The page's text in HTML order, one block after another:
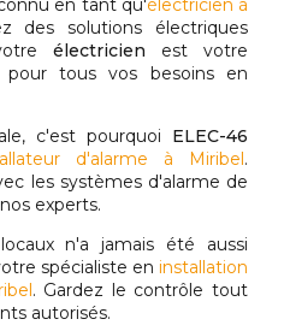
en tant qu'électricien à
des solutions électriques
électricien est votre
pour tous vos besoins en
c'est pourquoi ELEC-46
d'alarme à Miribel.
les systèmes d'alarme de
experts.
n'a jamais été aussi
spécialiste en installation
. Gardez le contrôle tout
autorisés.